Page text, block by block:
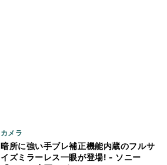
カメラ
暗所に強い手ブレ補正機能内蔵のフルサ
イズミラーレス一眼が登場! - ソニー